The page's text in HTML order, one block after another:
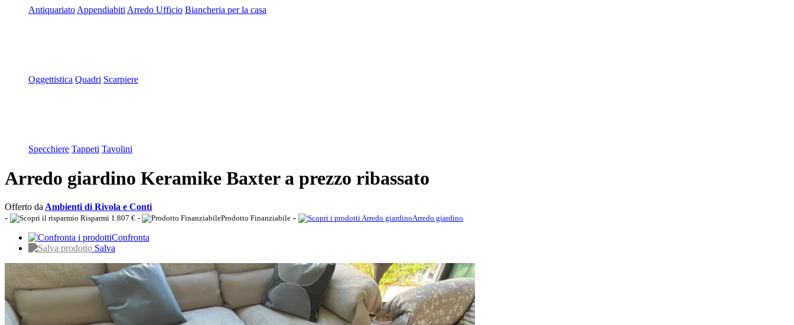
Antiquariato Appendiabiti Arredo Ufficio Biancheria per la casa
Oggettistica Quadri Scarpiere
Specchiere Tappeti Tavolini
Arredo giardino Keramike Baxter a prezzo ribassato
Offerto da Ambienti di Rivola e Conti
-
Risparmi 1.807 € - Prodotto Finanziabile - Arredo giardino
Confronta
Salva